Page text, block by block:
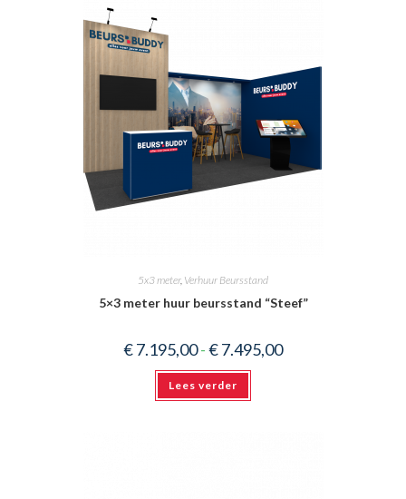
5x3 meter, Verhuur Beursstand
5×3 meter huur beursstand “Steef”
€7.195,00-€7.495,00Prijsklasse:
€ 7.195,00
Lees verder